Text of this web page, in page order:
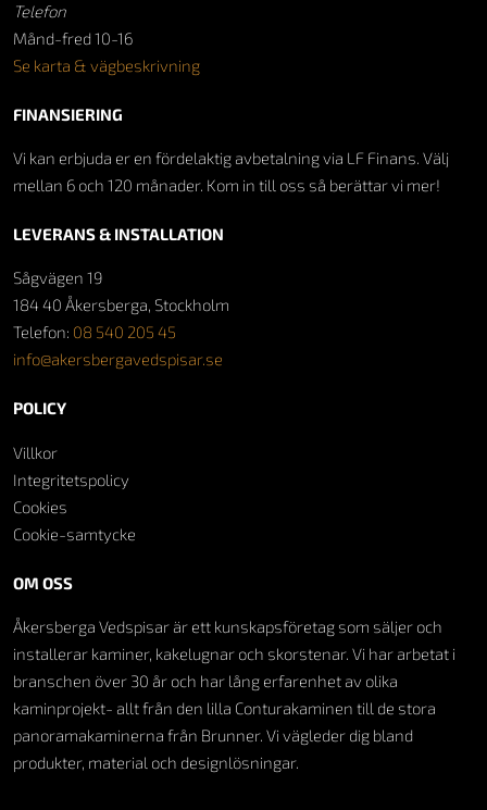
OM OSS
Åkersberga Vedspisar är ett kunskapsföretag som säljer och
installerar kaminer, kakelugnar och skorstenar. Vi har arbetat i
branschen över 30 år och har lång erfarenhet av olika
kaminprojekt- allt från den lilla Conturakaminen till de stora
panoramakaminerna från Brunner. Vi vägleder dig bland
produkter, material och designlösningar.
Telefon
Månd-fred 10-16
Se karta & vägbeskrivning
FINANSIERING
Vi kan erbjuda er en fördelaktig avbetalning via LF Finans. Välj
mellan 6 och 120 månader. Kom in till oss så berättar vi mer!
LEVERANS & INSTALLATION
Sågvägen 19
184 40 Åkersberga, Stockholm
Telefon: 08 540 205 45
info@akersbergavedspisar.se
POLICY
Villkor
Integritetspolicy
Cookies
Cookie-samtycke